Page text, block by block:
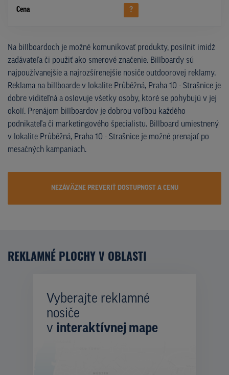
Cena ?
Na billboardoch je možné komunikovať produkty, posilniť imidž
zadávateľa či použiť ako smerové značenie. Billboardy sú
najpoužívanejšie a najrozšírenejšie nosiče outdoorovej reklamy.
Reklama na billboarde v lokalite Průběžná, Praha 10 - Strašnice je
dobre viditeľná a oslovuje všetky osoby, ktoré se pohybujú v jej
okolí. Prenájom billboardov je dobrou voľbou každého
podnikateľa či marketingového špecialistu. Billboard umiestnený
v lokalite Průběžná, Praha 10 - Strašnice je možné prenajať po
mesačných kampaniach.
NEZÁVÄZNE PREVERIŤ DOSTUPNOST A CENU
REKLAMNÉ PLOCHY V OBLASTI
Vyberajte reklamné
nosiče
v interaktívnej mape